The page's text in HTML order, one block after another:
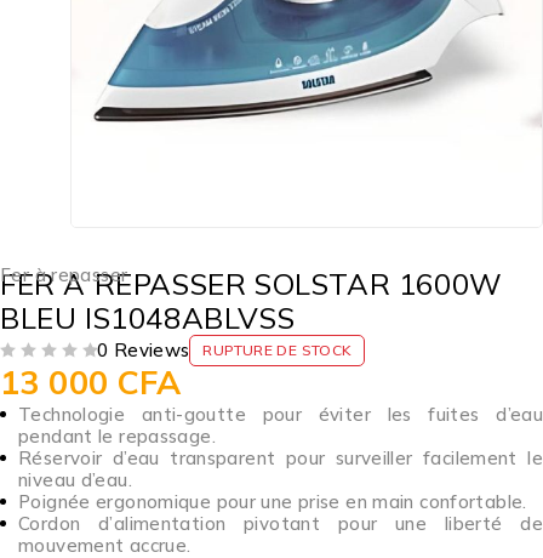
Fer à repasser
FER A REPASSER SOLSTAR 1600W
BLEU IS1048ABLVSS
0 Reviews RUPTURE DE STOCK
13 000 CFA
Technologie anti-goutte pour éviter les fuites d’eau
pendant le repassage.
Réservoir d’eau transparent pour surveiller facilement le
niveau d’eau.
Poignée ergonomique pour une prise en main confortable.
Cordon d’alimentation pivotant pour une liberté de
mouvement accrue.